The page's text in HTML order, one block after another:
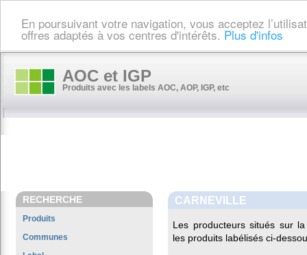
En poursuivant votre navigation, vous acceptez
offres adaptés à vos centres d'intérêts. Plus d'infos
AOC et IGP
Produits avec les labels AOC, AOP, IGP, etc
RECHERCHE
Produits
Communes
CARNEVILLE
Les producteurs situés sur
les produits labélisés ci-